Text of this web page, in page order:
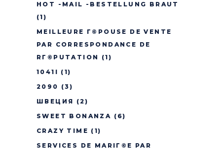
HOT -MAIL -BESTELLUNG BRAUT
(1)
MEILLEURE Г©POUSE DE VENTE
PAR CORRESPONDANCE DE
RГ©PUTATION
(1)
1041I (1)
2090 (3)
ШВЕЦИЯ (2)
SWEET BONANZA (6)
CRAZY TIME (1)
SERVICES DE MARIГ©E PAR